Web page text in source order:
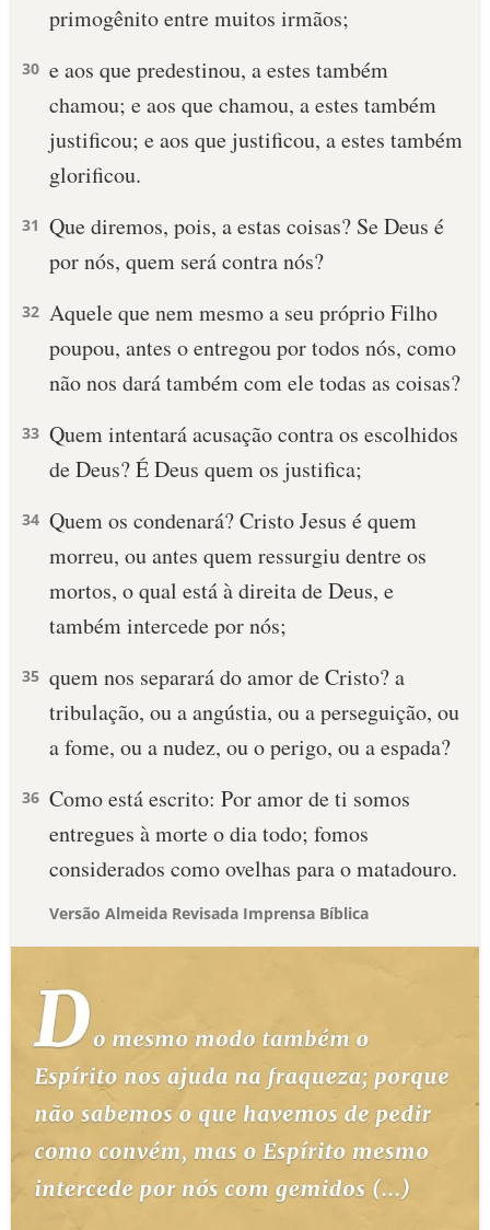
primogênito entre muitos irmãos;
30 e aos que predestinou, a estes também
chamou; e aos que chamou, a estes também
justificou; e aos que justificou, a estes também
glorificou.
31 Que diremos, pois, a estas coisas? Se Deus é
por nós, quem será contra nós?
32 Aquele que nem mesmo a seu próprio Filho
poupou, antes o entregou por todos nós, como
não nos dará também com ele todas as coisas?
33 Quem intentará acusação contra os escolhidos
de Deus? É Deus quem os justifica;
34 Quem os condenará? Cristo Jesus é quem
morreu, ou antes quem ressurgiu dentre os
mortos, o qual está à direita de Deus, e
também intercede por nós;
35 quem nos separará do amor de Cristo? a
tribulação, ou a angústia, ou a perseguição, ou
a fome, ou a nudez, ou o perigo, ou a espada?
36 Como está escrito: Por amor de ti somos
entregues à morte o dia todo; fomos
considerados como ovelhas para o matadouro.
Versão Almeida Revisada Imprensa Bíblica